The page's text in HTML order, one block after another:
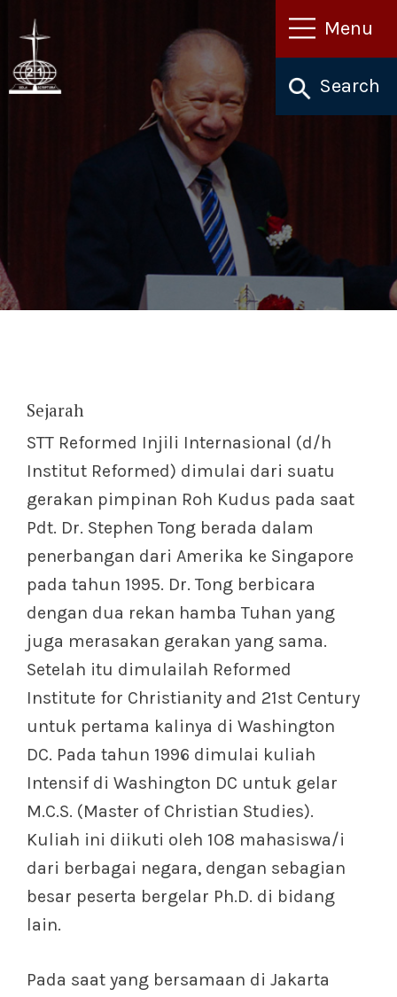
konten
Search
Menu
Sejarah
STT Reformed Injili Internasional (d/h
Institut Reformed) dimulai dari suatu
gerakan pimpinan Roh Kudus pada saat
Pdt. Dr. Stephen Tong berada dalam
penerbangan dari Amerika ke Singapore
pada tahun 1995. Dr. Tong berbicara
dengan dua rekan hamba Tuhan yang
juga merasakan gerakan yang sama.
Setelah itu dimulailah Reformed
Institute for Christianity and 21st Century
untuk pertama kalinya di Washington
DC. Pada tahun 1996 dimulai kuliah
Intensif di Washington DC untuk gelar
M.C.S. (Master of Christian Studies).
Kuliah ini diikuti oleh 108 mahasiswa/i
dari berbagai negara, dengan sebagian
besar peserta bergelar Ph.D. di bidang
lain.
Pada saat yang bersamaan di Jakarta